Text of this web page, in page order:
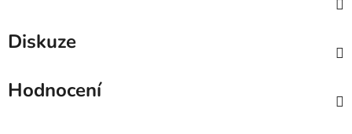
Diskuze
Hodnocení